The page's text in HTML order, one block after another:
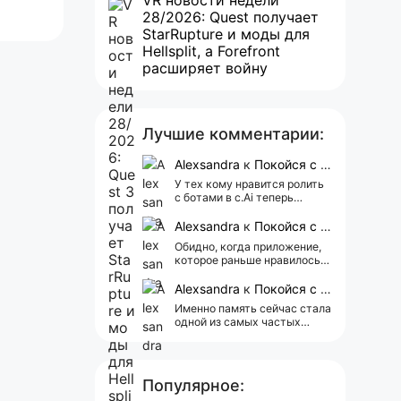
28/2026: Quest получает
StarRupture и моды для
Hellsplit, а Forefront
расширяет войну
Лучшие комментарии:
Alexsandra к Покойся с миром, Character.AI. Тебя убили собственные разработчики
У тех кому нравится ролить
с ботами в c.Ai теперь
АААААА 😁 ХВАТИТ 🤯😖😵‍💫
Alexsandra к Покойся с миром, Character.AI. Тебя убили собственные разработчики
Обидно, когда приложение,
которое раньше нравилось, а
реклама 😢
Alexsandra к Покойся с миром, Character.AI. Тебя убили собственные разработчики
Именно память сейчас стала
одной из самых частых
Популярное: